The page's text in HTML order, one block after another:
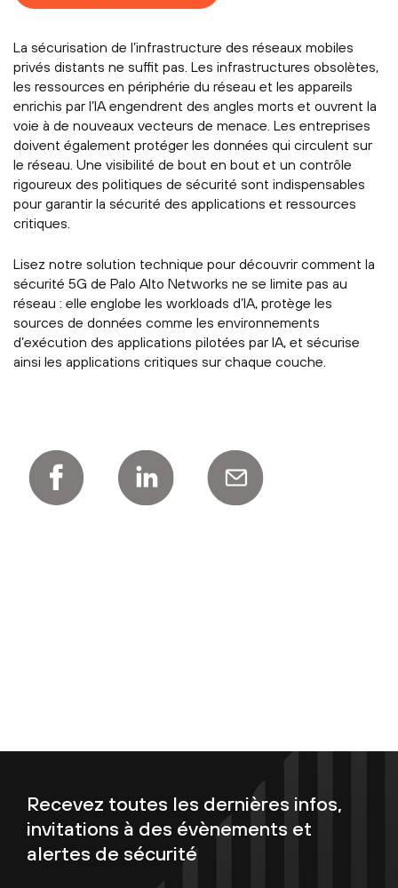
La sécurisation de l’infrastructure des réseaux mobiles
privés distants ne suffit pas. Les infrastructures obsolètes,
les ressources en périphérie du réseau et les appareils
enrichis par l’IA engendrent des angles morts et ouvrent la
voie à de nouveaux vecteurs de menace. Les entreprises
doivent également protéger les données qui circulent sur
le réseau. Une visibilité de bout en bout et un contrôle
rigoureux des politiques de sécurité sont indispensables
pour garantir la sécurité des applications et ressources
critiques.
Lisez notre solution technique pour découvrir comment la
sécurité 5G de Palo Alto Networks ne se limite pas au
réseau : elle englobe les workloads d’IA, protège les
sources de données comme les environnements
d’exécution des applications pilotées par IA, et sécurise
ainsi les applications critiques sur chaque couche.
Recevez toutes les dernières infos,
invitations à des évènements et
alertes de sécurité